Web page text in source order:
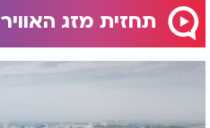
תחזית מזג האוויר